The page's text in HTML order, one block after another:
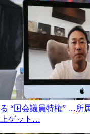
る “国会議員特権” …所
上ゲット…